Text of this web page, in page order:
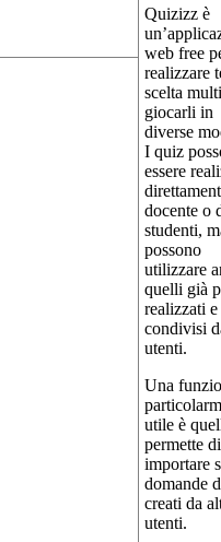
Quizizz è
web free
realizzare
scelta
giocarli in
diverse
I quiz
essere
docente o
studenti,
possono
utilizzare
quelli già
realizzati e
condivisi
utenti.
Una
utile è
permette di
importare
domande
creati da
utenti.